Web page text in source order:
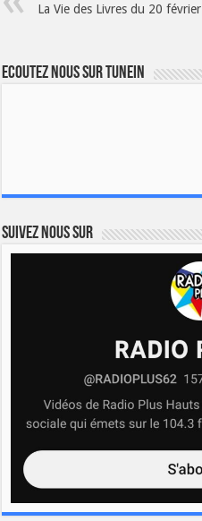
La Vie des Livres du 20 février
Ecoutez nous sur TuneIn
Suivez nous sur